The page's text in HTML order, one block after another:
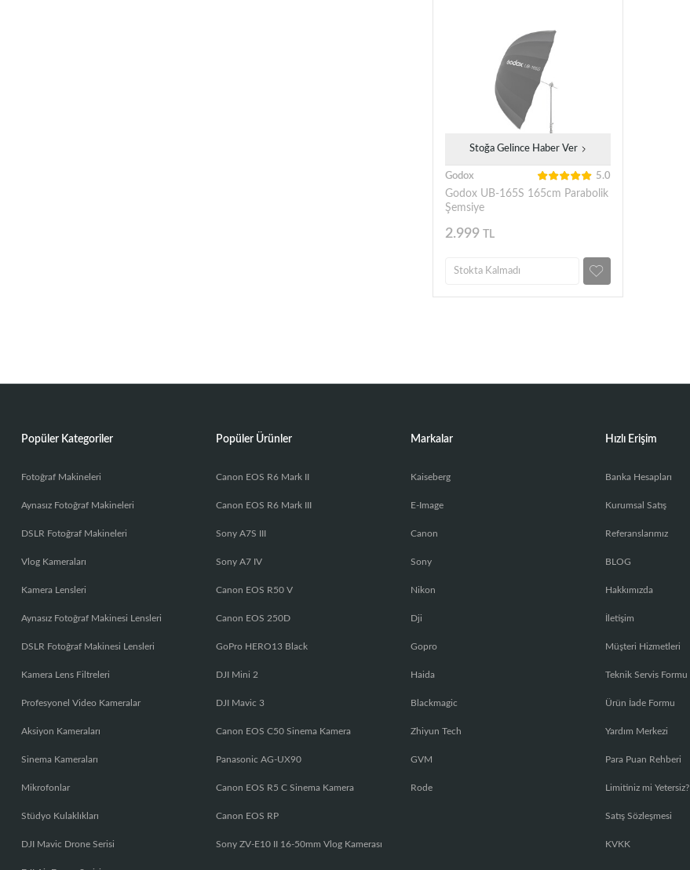
Stoğa Gelince Haber Ver
Godox 5.0
Godox UB-165S 165cm Parabolik
Şemsiye
2.999 TL
Stokta Kalmadı
Popüler Kategoriler
Fotoğraf Makineleri
Aynasız Fotoğraf Makineleri
DSLR Fotoğraf Makineleri
Vlog Kameraları
Kamera Lensleri
Aynasız Fotoğraf Makinesi Lensleri
DSLR Fotoğraf Makinesi Lensleri
Kamera Lens Filtreleri
Profesyonel Video Kameralar
Aksiyon Kameraları
Sinema Kameraları
Mikrofonlar
Stüdyo Kulaklıkları
DJI Mavic Drone Serisi
Popüler Ürünler
Canon EOS R6 Mark II
Canon EOS R6 Mark III
Sony A7S III
Sony A7 IV
Canon EOS R50 V
Canon EOS 250D
GoPro HERO13 Black
DJI Mini 2
DJI Mavic 3
Canon EOS C50 Sinema Kamera
Panasonic AG-UX90
Canon EOS R5 C Sinema Kamera
Canon EOS RP
Sony ZV-E10 II 16-50mm Vlog Kamerası
Markalar
Kaiseberg
E-Image
Canon
Sony
Nikon
Dji
Gopro
Haida
Blackmagic
Zhiyun Tech
GVM
Rode
Hızlı Erişim
Banka Hesapları
Kurumsal Satış
Referanslarımız
BLOG
Hakkımızda
İletişim
Müşteri Hizmetleri
Teknik Servis Formu
Ürün İade Formu
Yardım Merkezi
Para Puan Rehberi
Limitiniz mi Yetersiz?
Satış Sözleşmesi
KVKK